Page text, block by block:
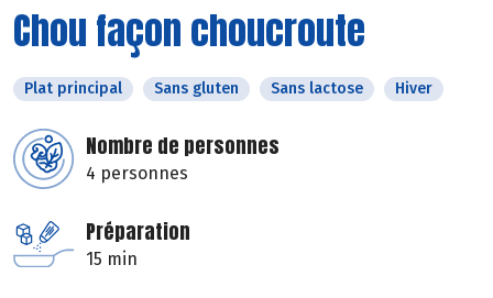
Chou façon choucroute
Plat principal Sans gluten Sans lactose Hiver
Nombre de personnes
4 personnes
Préparation
15 min